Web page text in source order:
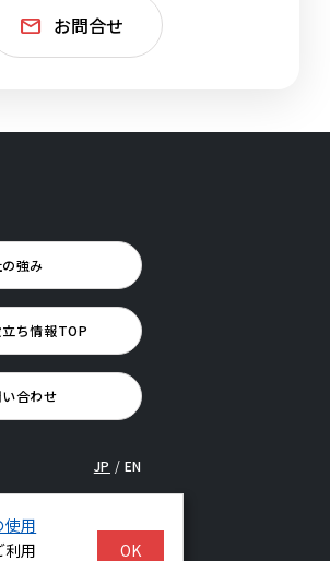
お問合せ
強み
立ち情報TOP
合わせ
JP / EN
Inc.
使用
利用 OK